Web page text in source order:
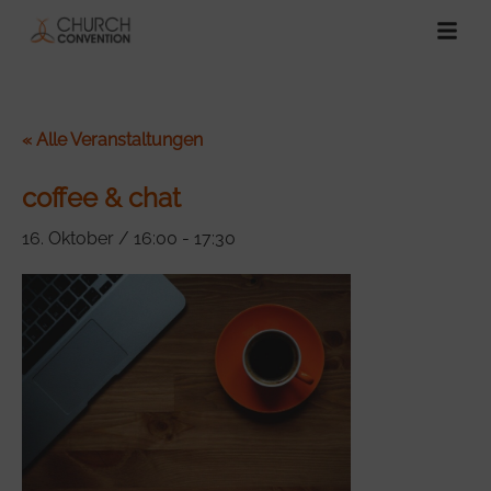
« Alle Veranstaltungen
coffee & chat
16. Oktober / 16:00 - 17:30